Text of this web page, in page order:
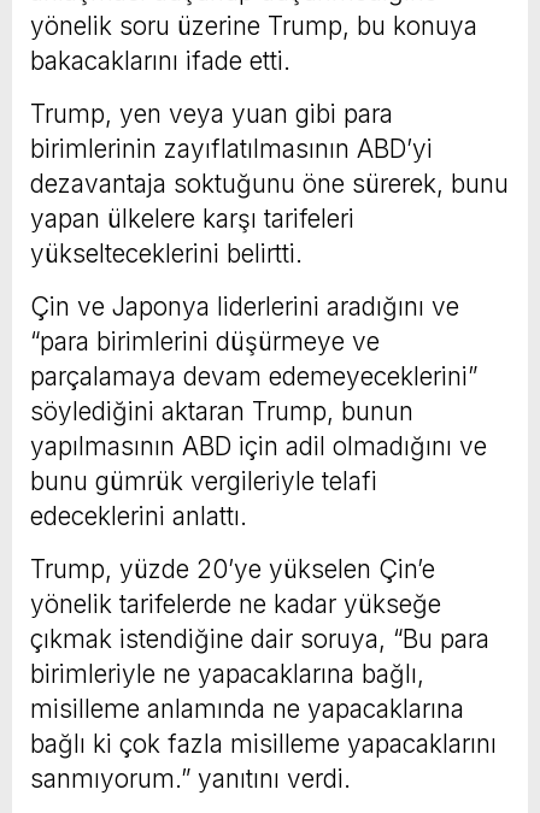
yönelik soru üzerine Trump, bu konuya
bakacaklarını ifade etti.
Trump, yen veya yuan gibi para
birimlerinin zayıflatılmasının ABD’yi
dezavantaja soktuğunu öne sürerek, bunu
yapan ülkelere karşı tarifeleri
yükselteceklerini belirtti.
Çin ve Japonya liderlerini aradığını ve
“para birimlerini düşürmeye ve
parçalamaya devam edemeyeceklerini”
söylediğini aktaran Trump, bunun
yapılmasının ABD için adil olmadığını ve
bunu gümrük vergileriyle telafi
edeceklerini anlattı.
Trump, yüzde 20’ye yükselen Çin’e
yönelik tarifelerde ne kadar yükseğe
çıkmak istendiğine dair soruya, “Bu para
birimleriyle ne yapacaklarına bağlı,
misilleme anlamında ne yapacaklarına
bağlı ki çok fazla misilleme yapacaklarını
sanmıyorum.” yanıtını verdi.